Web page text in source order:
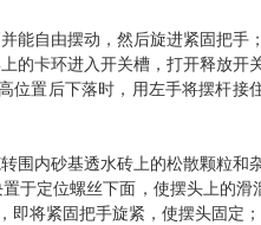
能自由摆动，然后旋进紧固把手；
的卡环进入开关槽，打开释放开
位置后下落时，用左手将摆杆接
围内砂基透水砖上的松散颗粒和
于定位螺丝下面，使摆头上的
即将紧固把手旋紧，使摆头固定；